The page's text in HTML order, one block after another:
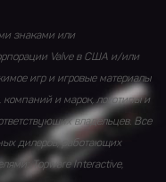
знаками или
Valve в США и/или
игр и игровые материалы
компаний и марок, логотипы и
владельцев. Все
дилеров, работающих
Topware Interactive,